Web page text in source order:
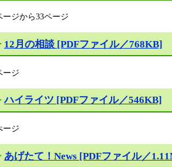
ージから33ページ
12月の相談 [PDFファイル／768KB]
ージ
ハイライツ [PDFファイル／546KB]
ージ
あげたて！News [PDFファイル／